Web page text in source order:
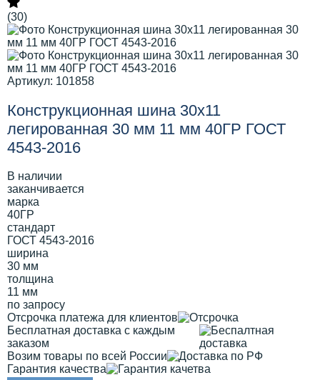
(30)
Артикул: 101858
Конструкционная шина 30х11
легированная 30 мм 11 мм 40ГР ГОСТ
4543-2016
В наличии
заканчивается
марка
40ГР
стандарт
ГОСТ 4543-2016
ширина
30 мм
толщина
11 мм
по запросу
Отсрочка платежа для клиентов
Бесплатная доставка с каждым
заказом
Возим товары по всей России
Гарантия качества